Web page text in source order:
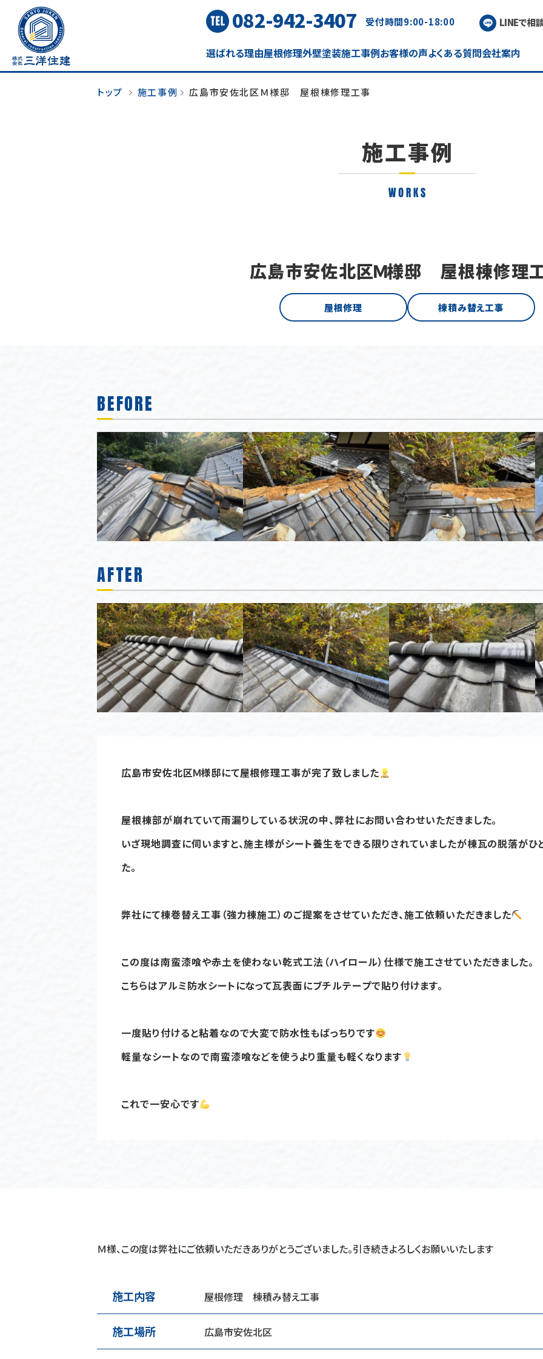
082-942-3407 受付時間9:00-18:00 LINEで相
選ばれる理由屋根修理外壁塗装施工事例お客様の声よくある質問会社案内
トップ 施工事例 広島市安佐北区Ｍ様邸 屋根棟修理工事
広島市安佐北区Ｍ様邸 屋根棟修理
屋根修理 棟積み替え工事
BEFORE
AFTER
広島市安佐北区Ｍ様邸にて屋根修理工事が完了致しました
屋根棟部が崩れていて雨漏りしている状況の中、弊社にお問い合わせいただきました。
いざ現地調査に伺いますと、施主様がシート養生をできる限りされていましたが棟瓦の脱落が
た。
弊社にて棟巻替え工事（強力棟施工）のご提案をさせていただき、施工依頼いただきました
この度は南蛮漆喰や赤土を使わない乾式工法（ハイロール）仕様で施工させていただきました。
こちらはアルミ防水シートになって瓦表面にブチルテープで貼り付けます。
一度貼り付けると粘着なので大変で防水性もばっちりです
軽量なシートなので南蛮漆喰などを使うより重量も軽くなります
これで一安心です
Ｍ様、この度は弊社にご依頼いただきありがとうございました。引き続きよろしくお願いいたします
施工内容 屋根修理 棟積み替え工事
施工場所 広島市安佐北区